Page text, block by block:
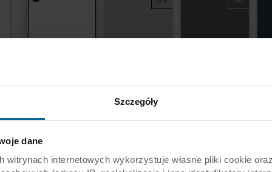
Szczegóły
dane
witrynach internetowych wykorzystuje własne pliki cookie
Biały
Eucalyptus Azure Storm